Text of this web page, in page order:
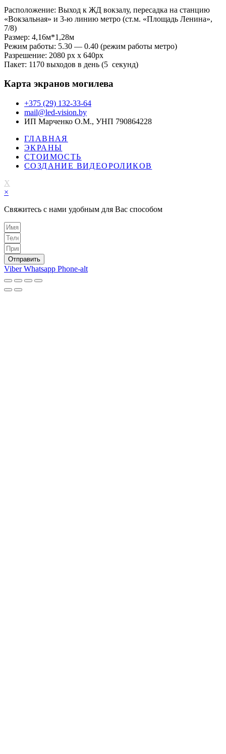
Расположение: Выход к ЖД вокзалу, пересадка на станцию
«Вокзальная» и 3-ю линию метро (ст.м. «Площадь Ленина»,
7/8)
Размер: 4,16м*1,28м
Режим работы: 5.30 — 0.40 (режим работы метро)
Разрешение: 2080 px х 640px
Пакет: 1170 выходов в день (5 секунд)
Карта экранов могилева
+375 (29) 132-33-64
mail@led-vision.by
ИП Марченко О.М., УНП 790864228
ГЛАВНАЯ
ЭКРАНЫ
СТОИМОСТЬ
СОЗДАНИЕ ВИДЕОРОЛИКОВ
X
×
Свяжитесь с нами удобным для Вас способом
Отправить
Viber Whatsapp Phone-alt